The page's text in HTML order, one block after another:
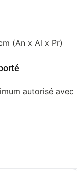
(An x Al x Pr)
autorisé